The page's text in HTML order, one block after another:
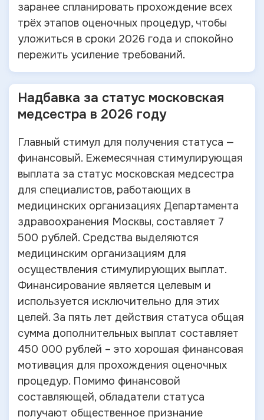
заранее спланировать прохождение всех
трёх этапов оценочных процедур, чтобы
уложиться в сроки 2026 года и спокойно
пережить усиление требований.
Надбавка за статус московская
медсестра в 2026 году
Главный стимул для получения статуса —
финансовый. Ежемесячная стимулирующая
выплата за статус московская медсестра
для специалистов, работающих в
медицинских организациях Департамента
здравоохранения Москвы, составляет 7
500 рублей. Средства выделяются
медицинским организациям для
осуществления стимулирующих выплат.
Финансирование является целевым и
используется исключительно для этих
целей. За пять лет действия статуса общая
сумма дополнительных выплат составляет
450 000 рублей – это хорошая финансовая
мотивация для прохождения оценочных
процедур. Помимо финансовой
составляющей, обладатели статуса
получают общественное признание